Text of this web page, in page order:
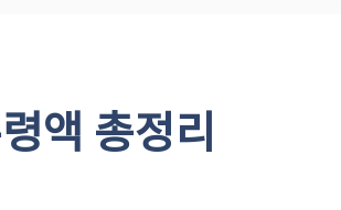
액 총정리